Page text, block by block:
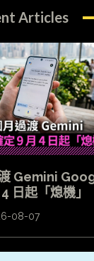
Articles
Gemini
日起「熄機」
08-07